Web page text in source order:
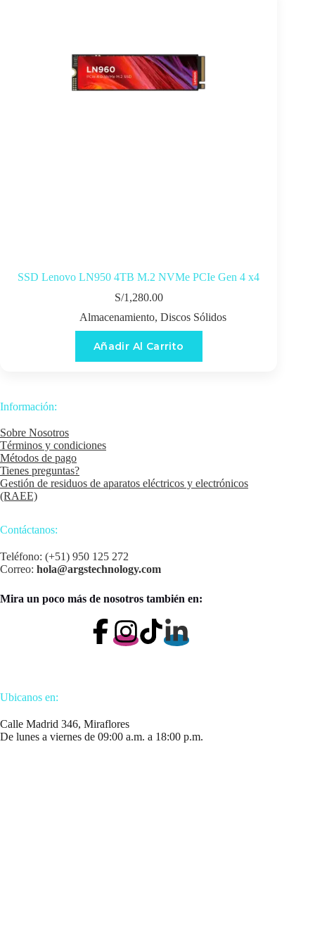
SSD Lenovo LN950 4TB M.2 NVMe PCIe Gen 4 x4
S/1,280.00
Almacenamiento, Discos Sólidos
Añadir Al Carrito
Información:
Sobre Nosotros
Términos y condiciones
Métodos de pago
Tienes preguntas?
Gestión de residuos de aparatos eléctricos y electrónicos
(RAEE)
Contáctanos:
Teléfono: (+51) 950 125 272
Correo: hola@argstechnology.com
Mira un poco más de nosotros también en:
Ubicanos en:
Calle Madrid 346, Miraflores
De lunes a viernes de 09:00 a.m. a 18:00 p.m.